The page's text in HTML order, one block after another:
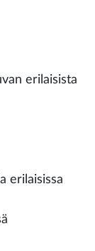
erilaisista
erilaisissa